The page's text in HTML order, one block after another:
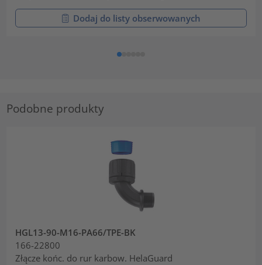
Dodaj do listy obserwowanych
Podobne produkty
HGL13-90-M16-PA66/TPE-BK
166-22800
Złącze końc. do rur karbow. HelaGuard